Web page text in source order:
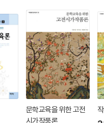
문학교육을 위한 고전
시가작품론